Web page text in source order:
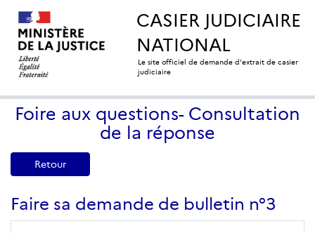
CASIER JUDICIAIRE
NATIONAL
Le site officiel de demande d'extrait de casier
judiciaire
Foire aux questions- Consultation
de la réponse
Retour
Faire sa demande de bulletin n°3